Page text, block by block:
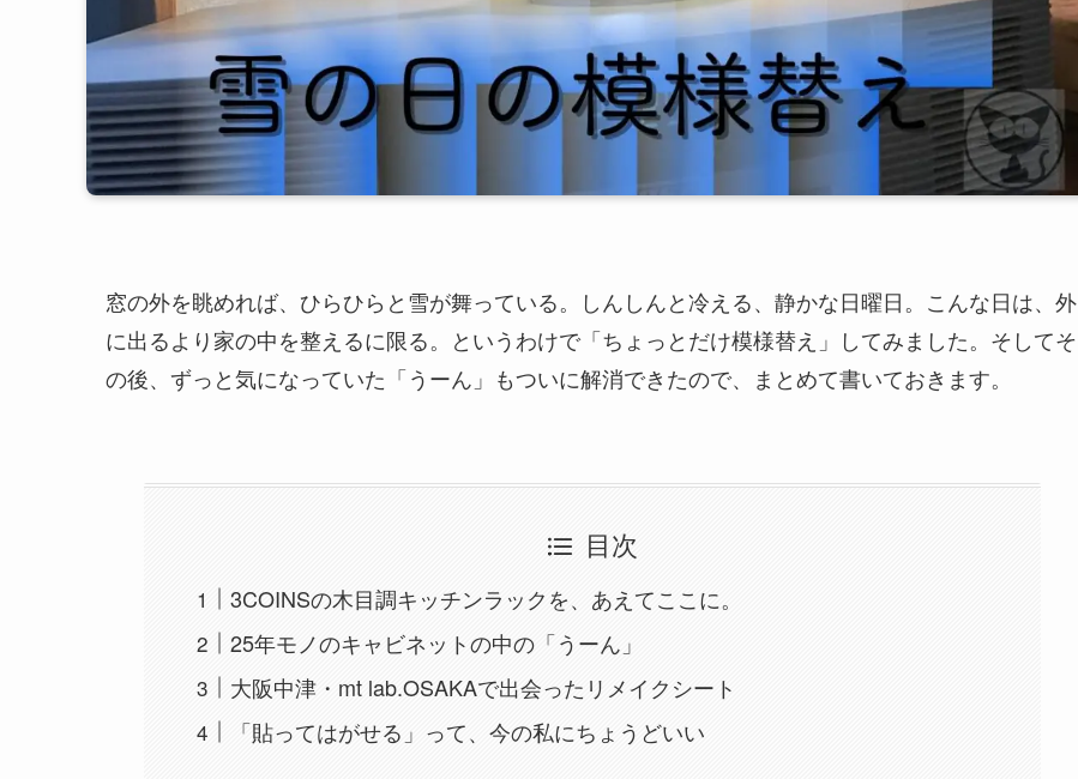
窓の外を眺めれば、ひらひらと雪が舞っている。しんしんと冷える、静かな日曜日。こんな日は、外
に出るより家の中を整えるに限る。というわけで「ちょっとだけ模様替え」してみました。そしてそ
の後、ずっと気になっていた「うーん」もついに解消できたので、まとめて書いておきます。
目次
3COINSの木目調キッチンラックを、あえてここに。
25年モノのキャビネットの中の「うーん」
大阪中津・mt lab.OSAKAで出会ったリメイクシート
「貼ってはがせる」って、今の私にちょうどいい